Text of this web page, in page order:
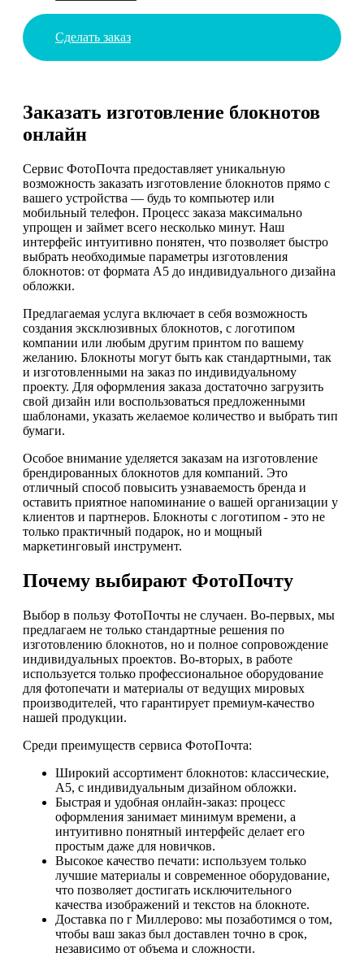
Сделать заказ
Заказать изготовление блокнотов
онлайн
Сервис ФотоПочта предоставляет уникальную
возможность заказать изготовление блокнотов прямо с
вашего устройства — будь то компьютер или
мобильный телефон. Процесс заказа максимально
упрощен и займет всего несколько минут. Наш
интерфейс интуитивно понятен, что позволяет быстро
выбрать необходимые параметры изготовления
блокнотов: от формата А5 до индивидуального дизайна
обложки.
Предлагаемая услуга включает в себя возможность
создания эксклюзивных блокнотов, с логотипом
компании или любым другим принтом по вашему
желанию. Блокноты могут быть как стандартными, так
и изготовленными на заказ по индивидуальному
проекту. Для оформления заказа достаточно загрузить
свой дизайн или воспользоваться предложенными
шаблонами, указать желаемое количество и выбрать тип
бумаги.
Особое внимание уделяется заказам на изготовление
брендированных блокнотов для компаний. Это
отличный способ повысить узнаваемость бренда и
оставить приятное напоминание о вашей организации у
клиентов и партнеров. Блокноты с логотипом - это не
только практичный подарок, но и мощный
маркетинговый инструмент.
Почему выбирают ФотоПочту
Выбор в пользу ФотоПочты не случаен. Во-первых, мы
предлагаем не только стандартные решения по
изготовлению блокнотов, но и полное сопровождение
индивидуальных проектов. Во-вторых, в работе
используется только профессиональное оборудование
для фотопечати и материалы от ведущих мировых
производителей, что гарантирует премиум-качество
нашей продукции.
Среди преимуществ сервиса ФотоПочта:
Широкий ассортимент блокнотов: классические,
А5, с индивидуальным дизайном обложки.
Быстрая и удобная онлайн-заказ: процесс
оформления занимает минимум времени, а
интуитивно понятный интерфейс делает его
простым даже для новичков.
Высокое качество печати: используем только
лучшие материалы и современное оборудование,
что позволяет достигать исключительного
качества изображений и текстов на блокноте.
Доставка по г Миллерово: мы позаботимся о том,
чтобы ваш заказ был доставлен точно в срок,
независимо от объема и сложности.